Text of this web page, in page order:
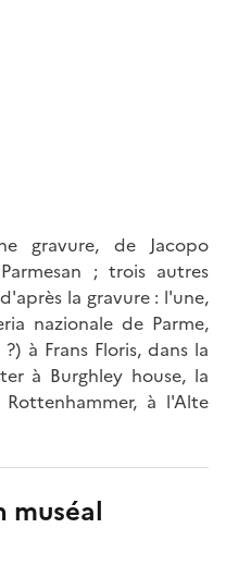
gravure, de Jacopo
; trois autres
la gravure : l'une,
nazionale de Parme,
à Frans Floris, dans la
à Burghley house, la
à l'Alte
muséal